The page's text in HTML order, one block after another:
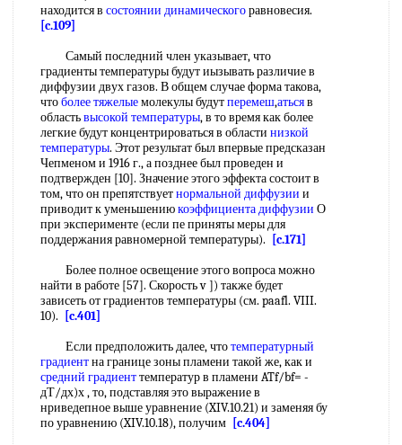
находится в состоянии динамическогоравновесия.
[c.109]
Самый последний член указывает, что
градиенты температуры будут иызывать различие в
диффузии двух газов. В общем случае форма такова,
чтоболее тяжелыемолекулы будутперемеш,атьсяв
областьвысокой температуры, в то время как более
легкие будут концентрироваться в области низкой
температуры. Этот результат был впервые предсказан
Чепменом и 1916 г., а позднее был проведен и
подтвержден [10]. Значение этого эффекта состоит в
том, что он препятствуетнормальной диффузии и
приводит к уменьшениюкоэффициента диффузии О
при эксперименте (если пе приняты меры для
поддержания равномерной температуры).
[c.171]
Более полное освещение этого вопроса можно
найти в работе [57]. Скорость v ]) также будет
зависеть от градиентов температуры (см. paafl. VIII.
10).
[c.401]
Если предположить далее, чтотемпературный
градиентна границе зоны пламени такой же, как и
средний градиенттемператур в пламени ATf/bf= -
дТ/дх)х , то, подставляя это выражение в
нриведепное выше уравнение (XIV.10.21) и заменяя бу
по уравнению (XIV.10.18), получим [c.404]